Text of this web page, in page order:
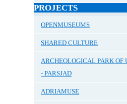
PROJECTS
OPENMUSEUMS
SHARED CULTURE
ARCHEOLOGICAL PARK OF
- PARSJAD
ADRIAMUSE